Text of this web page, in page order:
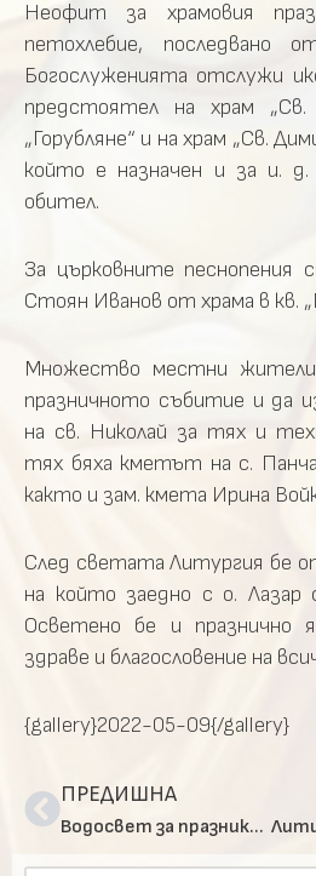
Неофит за храмовия
петохлебие, последвано
Богослуженията отслужи
предстоятел на храм „Св.
„Горубляне“ и на храм „Св.
който е назначен и за и.
обител.
За църковните песнопения
Стоян Иванов от храма в кв.
Множество местни
празничното събитие и да
на св. Николай за тях и
тях бяха кметът на с.
както и зам. кмета Ирина
След светата Литургия бе
на който заедно с о.
Осветено бе и празнично
здраве и благословение на
{gallery}2022-05-09{/gallery}
ПРЕДИШНА
Водосвет за празника на 180-годишното 60 ОУ „Св. св. Кирил и Методий“ в кв. „Бенковски“